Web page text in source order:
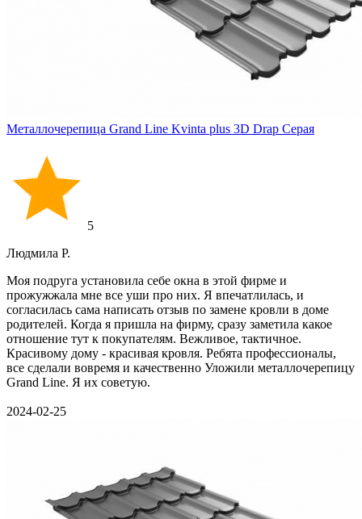
Металлочерепица Grand Line Kvinta plus 3D Drap Серая
5
Людмила Р.
Моя подруга установила себе окна в этой фирме и
прожужжала мне все уши про них. Я впечатлилась, и
согласилась сама написать отзыв по замене кровли в доме
родителей. Когда я пришла на фирму, сразу заметила какое
отношение тут к покупателям. Вежливое, тактичное.
Красивому дому - красивая кровля. Ребята профессионалы,
все сделали вовремя и качественно Уложили металлочерепицу
Grand Line. Я их советую.
2024-02-25